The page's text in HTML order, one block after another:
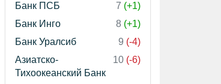
Банк ПСБ
7 (+1)
Банк Инго
8 (+1)
Банк Уралсиб
9 (-4)
Азиатско-
Тихоокеанский Банк
10 (-6)